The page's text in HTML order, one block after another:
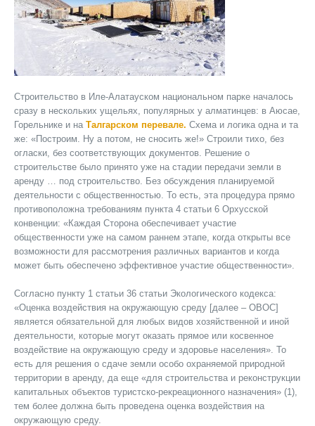
Строительство в Иле-Алатауском национальном парке началось
сразу в нескольких ущельях, популярных у алматинцев: в Аюсае,
Горельнике и на Талгарском перевале. Схема и логика одна и та
же: «Построим. Ну а потом, не сносить же!» Строили тихо, без
огласки, без соответствующих документов. Решение о
строительстве было принято уже на стадии передачи земли в
аренду … под строительство. Без обсуждения планируемой
деятельности с общественностью. То есть, эта процедура прямо
противоположна требованиям пункта 4 статьи 6 Орхусской
конвенции: «Каждая Сторона обеспечивает участие
общественности уже на самом раннем этапе, когда открыты все
возможности для рассмотрения различных вариантов и когда
может быть обеспечено эффективное участие общественности».
Согласно пункту 1 статьи 36 статьи Экологического кодекса:
«Оценка воздействия на окружающую среду [далее – ОВОС]
является обязательной для любых видов хозяйственной и иной
деятельности, которые могут оказать прямое или косвенное
воздействие на окружающую среду и здоровье населения». То
есть для решения о сдаче земли особо охраняемой природной
территории в аренду, да еще «для строительства и реконструкции
капитальных объектов туристско-рекреационного назначения» (1),
тем более должна быть проведена оценка воздействия на
окружающую среду.